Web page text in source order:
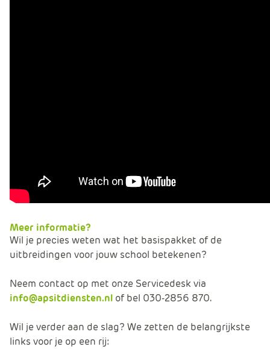
Meer informatie?
Wil je precies weten wat het basispakket of de
uitbreidingen voor jouw school betekenen?
Neem contact op met onze Servicedesk via
info@apsitdiensten.nl of bel 030-2856 870.
Wil je verder aan de slag? We zetten de belangrijkste
links voor je op een rij: